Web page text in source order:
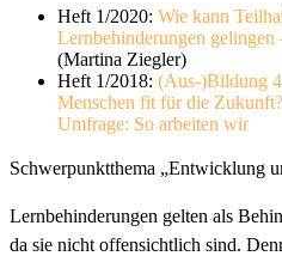
Heft 1/2020: Wie kann
Lernbehinderungen gelingen
(Martina Ziegler)
Heft 1/2018: (Aus-)Bildung
Menschen fit für die Zukunft?
Umfrage: So arbeiten wir
Schwerpunktthema „Entwicklung
Lernbehinderungen gelten als
da sie nicht offensichtlich sind.